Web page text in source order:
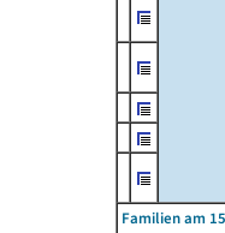
Familien am